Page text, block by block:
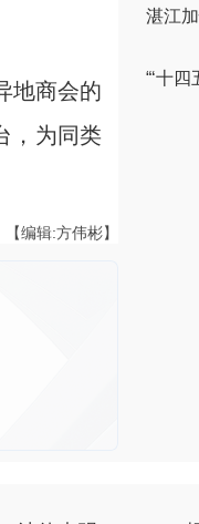
地商会的
，为同类
【编辑:方伟彬】
湛江
“‘十